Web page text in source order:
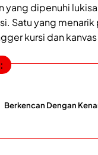
yang dipenuhi
Satu yang
kursi dan
Berkencan Dengan